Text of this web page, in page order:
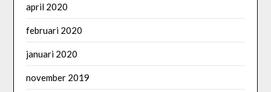
april 2020
februari 2020
januari 2020
november 2019